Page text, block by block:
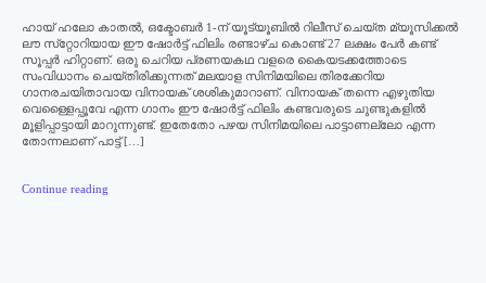
ഹായ് ഹലോ കാതല്‍, ഒക്ടോബര്‍ 1-ന് യൂട്യൂബില്‍ റിലീസ് ചെയ്ത മ്യൂസിക്കല്‍
ലൗ സ്‌റ്റോറിയായ ഈ ഷോര്‍ട്ട് ഫിലിം രണ്ടാഴ്ച കൊണ്ട് 27 ലക്ഷം പേര്‍ കണ്ട്
സൂപ്പര്‍ ഹിറ്റാണ്. ഒരു ചെറിയ പ്രണയകഥ വളരെ കൈയടക്കത്തോടെ
സംവിധാനം ചെയ്തിരിക്കുന്നത് മലയാള സിനിമയിലെ തിരക്കേറിയ
ഗാനരചയിതാവായ വിനായക് ശശികുമാറാണ്. വിനായക് തന്നെ എഴുതിയ
വെള്ളൈപ്പൂവേ എന്ന ഗാനം ഈ ഷോര്‍ട്ട് ഫിലിം കണ്ടവരുടെ ചുണ്ടുകളില്‍
മൂളിപ്പാട്ടായി മാറുന്നുണ്ട്. ഇതേതോ പഴയ സിനിമയിലെ പാട്ടാണല്ലോ എന്ന
തോന്നലാണ് പാട്ട് […]
Continue reading